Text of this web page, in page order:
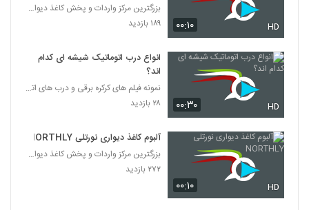
۰۰:۱۰ HD
بزرگترین مرکز واردات و پخش کاغذ دیواری
۱۸۹ بازدید
۰۰:۳۰ HD
انواع درب اتوماتیک شیشه ای کدام
اند؟
نمونه فیلم های کرکره برقی و درب های اتوماتیک
۲۸ بازدید
۰۰:۱۰ HD
آلبوم کاغذ دیواری نورتلی NORTHLY
بزرگترین مرکز واردات و پخش کاغذ دیواری
۲۷۲ بازدید